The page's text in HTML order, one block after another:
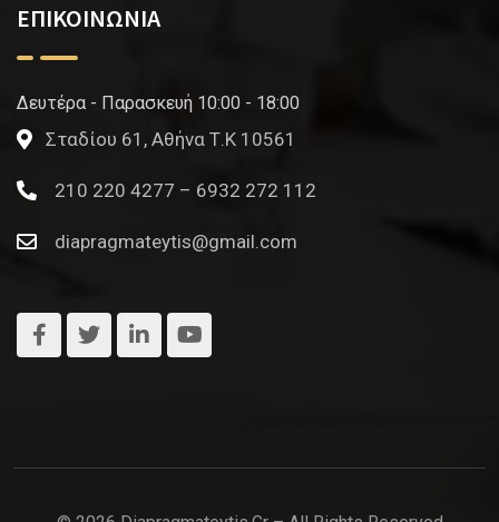
ΕΠΙΚΟΙΝΩΝΙΑ
Δευτέρα - Παρασκευή 10:00 - 18:00
Σταδίου 61, Αθήνα Τ.Κ 10561
210 220 4277 – 6932 272 112
diapragmateytis@gmail.com